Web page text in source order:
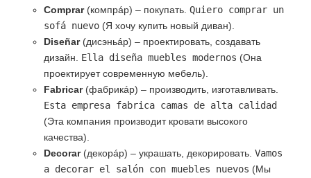
Comprar(компрáр) – покупать. Quiero comprar un
sofá nuevo (Я хочу купить новый диван).
Diseñar(дисэньáр) – проектировать, создавать
дизайн. Ella diseña muebles modernos (Она
проектирует современную мебель).
Fabricar(фабрикáр) – производить, изготавливать.
Esta empresa fabrica camas de alta calidad
(Эта компания производит кровати высокого
качества).
Decorar(декорáр) – украшать, декорировать. Vamos
a decorar el salón con muebles nuevos (Мы